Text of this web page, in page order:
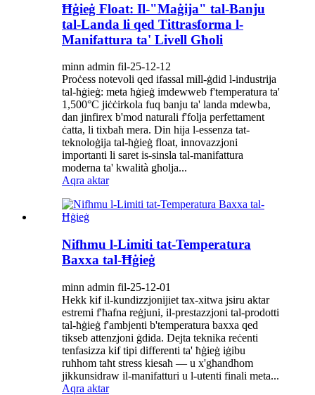
Ħġieġ Float: Il-"Maġija" tal-Banju
tal-Landa li qed Tittrasforma l-
Manifattura ta' Livell Għoli
minn admin fil-25-12-12
Proċess notevoli qed ifassal mill-ġdid l-industrija
tal-ħġieġ: meta ħġieġ imdewweb f'temperatura ta'
1,500°C jiċċirkola fuq banju ta' landa mdewba,
dan jinfirex b'mod naturali f'folja perfettament
ċatta, li tixbaħ mera. Din hija l-essenza tat-
teknoloġija tal-ħġieġ float, innovazzjoni
importanti li saret is-sinsla tal-manifattura
moderna ta' kwalità għolja...
Aqra aktar
Nifhmu l-Limiti tat-Temperatura
Baxxa tal-Ħġieġ
minn admin fil-25-12-01
Hekk kif il-kundizzjonijiet tax-xitwa jsiru aktar
estremi f'ħafna reġjuni, il-prestazzjoni tal-prodotti
tal-ħġieġ f'ambjenti b'temperatura baxxa qed
tikseb attenzjoni ġdida. Dejta teknika reċenti
tenfasizza kif tipi differenti ta' ħġieġ iġibu
ruħhom taħt stress kiesaħ — u x'għandhom
jikkunsidraw il-manifatturi u l-utenti finali meta...
Aqra aktar